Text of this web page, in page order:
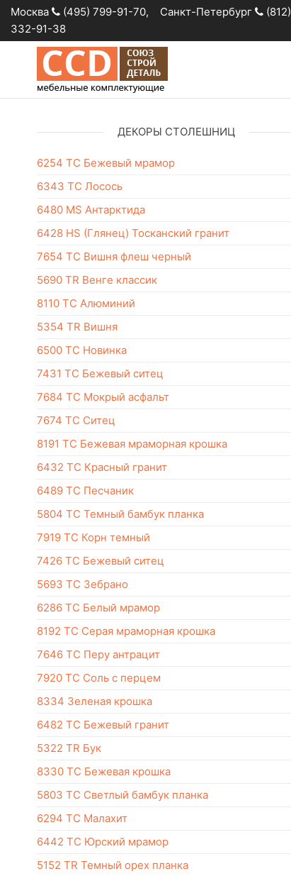
Москва (495) 799-91-70, Санкт-Петербург
(812)
332-91-38
столешниц
ДЕКОРЫ СТОЛЕШНИЦ
6254 ТС Бежевый мрамор
6343 ТС Лосось
6480 MS Антарктида
6428 HS (Глянец) Тосканский гранит
7654 TC Вишня флеш черный
5690 TR Венге классик
8110 TC Алюминий
5354 TR Вишня
6500 TC Новинка
7431 TC Бежевый ситец
7684 TC Мокрый асфальт
7674 TC Ситец
8191 TC Бежевая мраморная крошка
6432 TC Красный гранит
6489 TC Песчаник
5804 TC Темный бамбук планка
7919 TC Корн темный
7426 ТС Бежевый ситец
5693 TC Зебрано
6286 TC Белый мрамор
8192 TC Серая мраморная крошка
7646 TC Перу антрацит
7920 TC Соль с перцем
8334 Зеленая крошка
6482 TC Бежевый гранит
5322 TR Бук
8330 TC Бежевая крошка
5803 TC Светлый бамбук планка
6294 TC Малахит
6442 TC Юрский мрамор
5152 TR Темный орех планка